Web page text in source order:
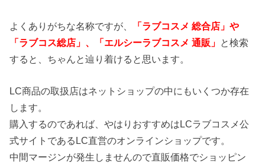
よくありがちな名称ですが、
「ラブコスメ 総合店」や
「ラブコス総店」、「エルシーラブコスメ 通販」 と検索
すると、ちゃんと辿り着けると思います。
LC商品の取扱店はネットショップの中にもいくつか存在
します。
購入するのであれば、やはりおすすめはLCラブコスメ公
式サイトであるLC直営のオンラインショップです。
中間マージンが発生しませんので直販価格でショッピン